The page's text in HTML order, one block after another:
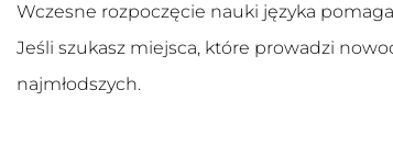
Wczesne rozpoczęcie nauki języka
Jeśli szukasz miejsca, które prowadzi
najmłodszych.